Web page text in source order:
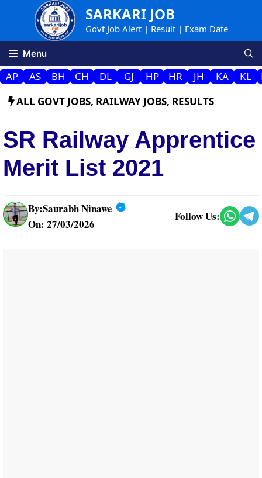
SARKARI JOB
Govt Job Alert | Result | Exam Date
Menu
AP AS BH CH DL GJ HP HR JH KA KL
ALL GOVT JOBS, RAILWAY JOBS, RESULTS
SR Railway Apprentice
Merit List 2021
By:Saurabh Ninawe
On: 27/03/2026
Follow Us: